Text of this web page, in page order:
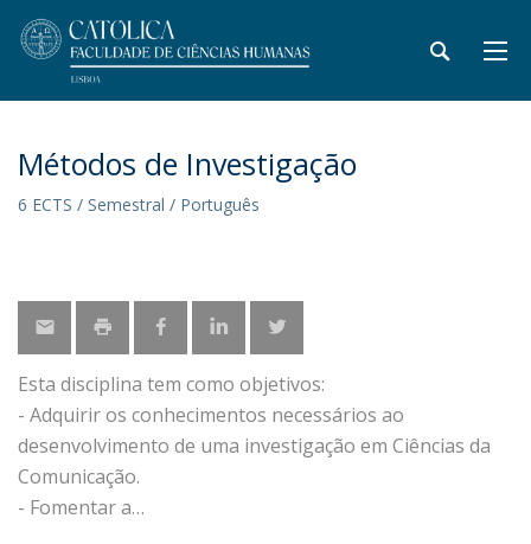
Métodos de Investigação
6 ECTS / Semestral / Português
Esta disciplina tem como objetivos:
- Adquirir os conhecimentos necessários ao
desenvolvimento de uma investigação em Ciências da
Comunicação.
- Fomentar a